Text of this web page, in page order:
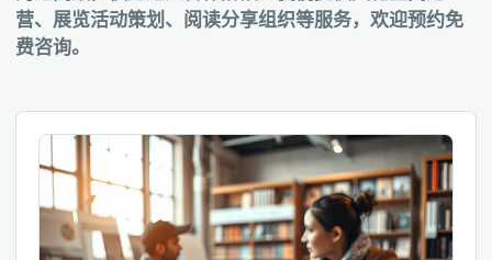
营、展览活动策划、阅读分享组织等服务，欢迎预约免
费咨询。